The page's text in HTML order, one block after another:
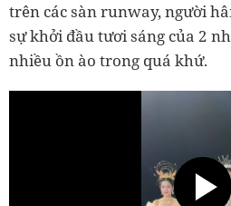
trên các sàn runway, người
sự khởi đầu tươi sáng của 2
nhiều ồn ào trong quá khứ.